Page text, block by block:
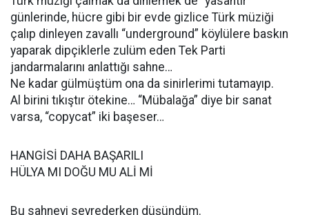
günlerinde, hücre gibi bir evde gizlice Türk müziği
çalıp dinleyen zavallı “underground” köylülere baskın
yaparak dipçiklerle zulüm eden Tek Parti
jandarmalarını anlattığı sahne…
Ne kadar gülmüştüm ona da sinirlerimi tutamayıp.
Al birini tıkıştır ötekine… “Mübalağa” diye bir sanat
varsa, “copycat” iki başeser…
HANGİSİ DAHA BAŞARILI
HÜLYA MI DOĞU MU ALİ Mİ
Bu sahneyi seyrederken düşündüm.